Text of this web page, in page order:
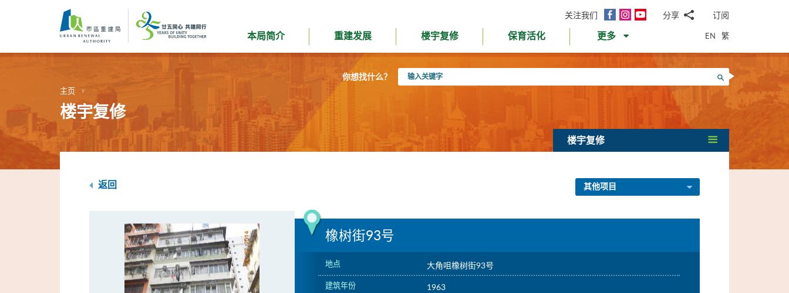
内
关注我们
面
InstagramYouTube分享
邮WhatsApp
微
信
面
书Twitter
LinkedIn
微
订阅
本局简介 重建发展 楼宇复修 保育活化 更多 EN 繁
你想找什么？
入
搜寻
主页
楼宇复修
楼宇复修
返回 其他项目
橡树街93号
地点 大角咀橡树街93号
建筑年份 1963